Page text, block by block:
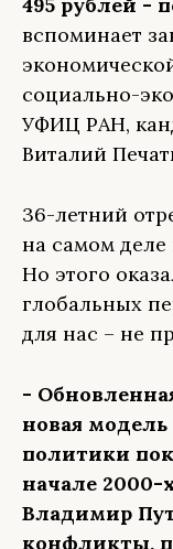
вспоминает
социально-
УФИЦ РАН,
Виталий
36-летний
на самом
Но этого
глобальных
для нас – не
-
новая
политики
начале 2000-
Владимир
конфликты,